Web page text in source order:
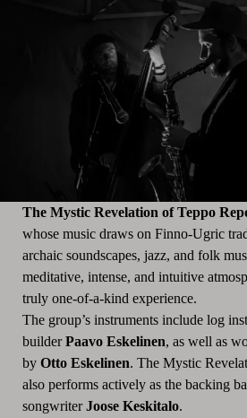
The Mystic Revelation of Teppo
whose music draws on Finno-Ugric
archaic soundscapes, jazz, and folk
meditative, intense, and intuitive
truly one-of-a-kind experience.
The group’s instruments include log
builderPaavo Eskelinen, as well as
by Otto Eskelinen. The Mystic
also performs actively as the backing
songwriterJoose Keskitalo.